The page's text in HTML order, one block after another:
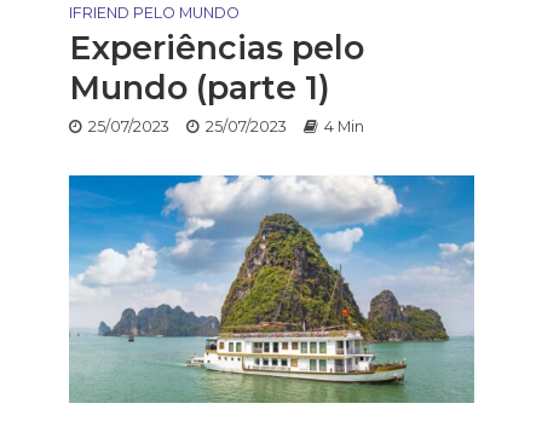
IFRIEND PELO MUNDO
Experiências pelo
Mundo (parte 1)
25/07/2023 25/07/2023 4 Min